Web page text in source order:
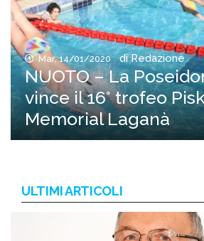
Mar, 14/01/2020 di Redazione
NUOTO – La
vince il 16° trofeo
Memorial Laganà
ULTIMI ARTICOLI